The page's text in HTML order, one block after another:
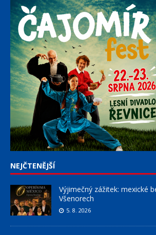
NEJČTENĚJŠÍ
Výjimečný zážitek: mexické
Všenorech
5. 8. 2026